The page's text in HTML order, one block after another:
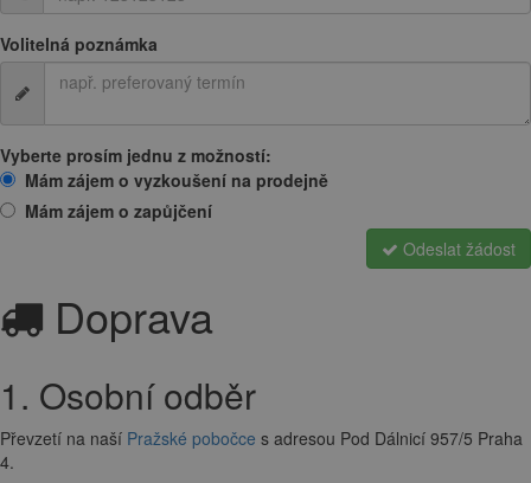
Volitelná poznámka
Vyberte prosím jednu z možností:
Mám zájem o vyzkoušení na prodejně
Mám zájem o zapůjčení
Odeslat žádost
Doprava
1. Osobní odběr
Převzetí na naší Pražské pobočce s adresou Pod Dálnicí 957/5 Praha
4.